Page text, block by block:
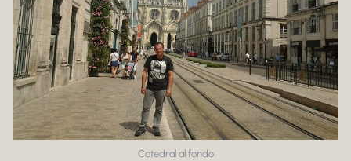
Catedral al fondo